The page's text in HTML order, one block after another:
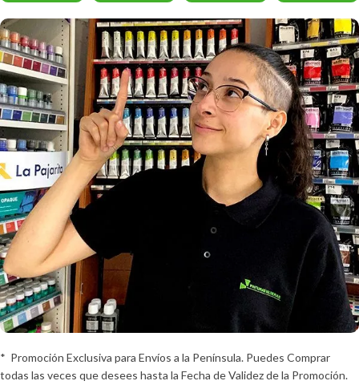
* Promoción Exclusiva para Envíos a la Península. Puedes Comprar
todas las veces que desees hasta la Fecha de Validez de la Promoción.